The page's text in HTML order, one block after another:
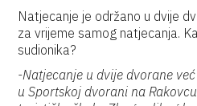
Natjecanje je održano u dvije
za vrijeme samog natjecanja.
sudionika?
-Natjecanje u dvije dvorane
u Sportskoj dvorani na